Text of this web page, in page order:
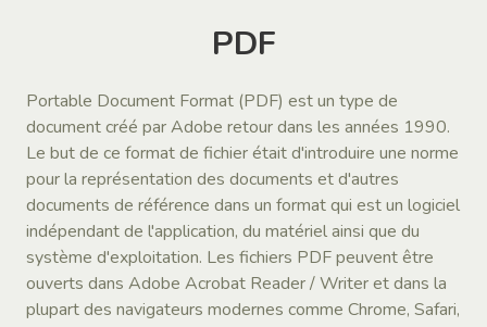
PDF
Portable Document Format (PDF) est un type de
document créé par Adobe retour dans les années 1990.
Le but de ce format de fichier était d'introduire une norme
pour la représentation des documents et d'autres
documents de référence dans un format qui est un logiciel
indépendant de l'application, du matériel ainsi que du
système d'exploitation. Les fichiers PDF peuvent être
ouverts dans Adobe Acrobat Reader / Writer et dans la
plupart des navigateurs modernes comme Chrome, Safari,